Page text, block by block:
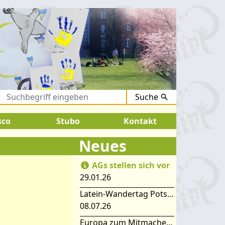
Suche
2026: SOMMERFERIEN !
Stubo Kontakt
Neues
AGs stellen sich vor
29.01.26
Latein-Wandertag Potsdam
08.07.26
Europa zum Mitmachen – SIMEP 2026 in Stubice